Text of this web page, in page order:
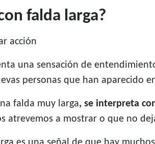
falda larga?
acción
una sensación de
personas que han aparecido
falda muy larga, se interpreta
atrevemos a mostrar o que no